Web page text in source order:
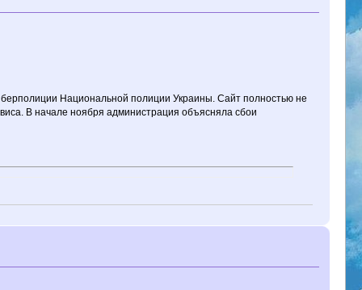
Национальной полиции Украины. Сайт полностью не
В начале ноября администрация объясняла сбои